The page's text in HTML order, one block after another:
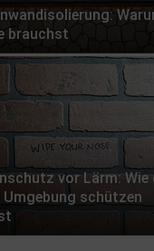
brauchst
vor Lärm: Wie
Umgebung schützen